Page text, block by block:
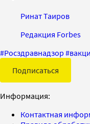
Ринат Таиров
Редакция Forbes
#Росздравнадзор #
Подписаться
Информация:
Контактная